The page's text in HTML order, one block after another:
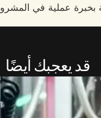
عملية في المشروع.
قد يعجبك أيضًا